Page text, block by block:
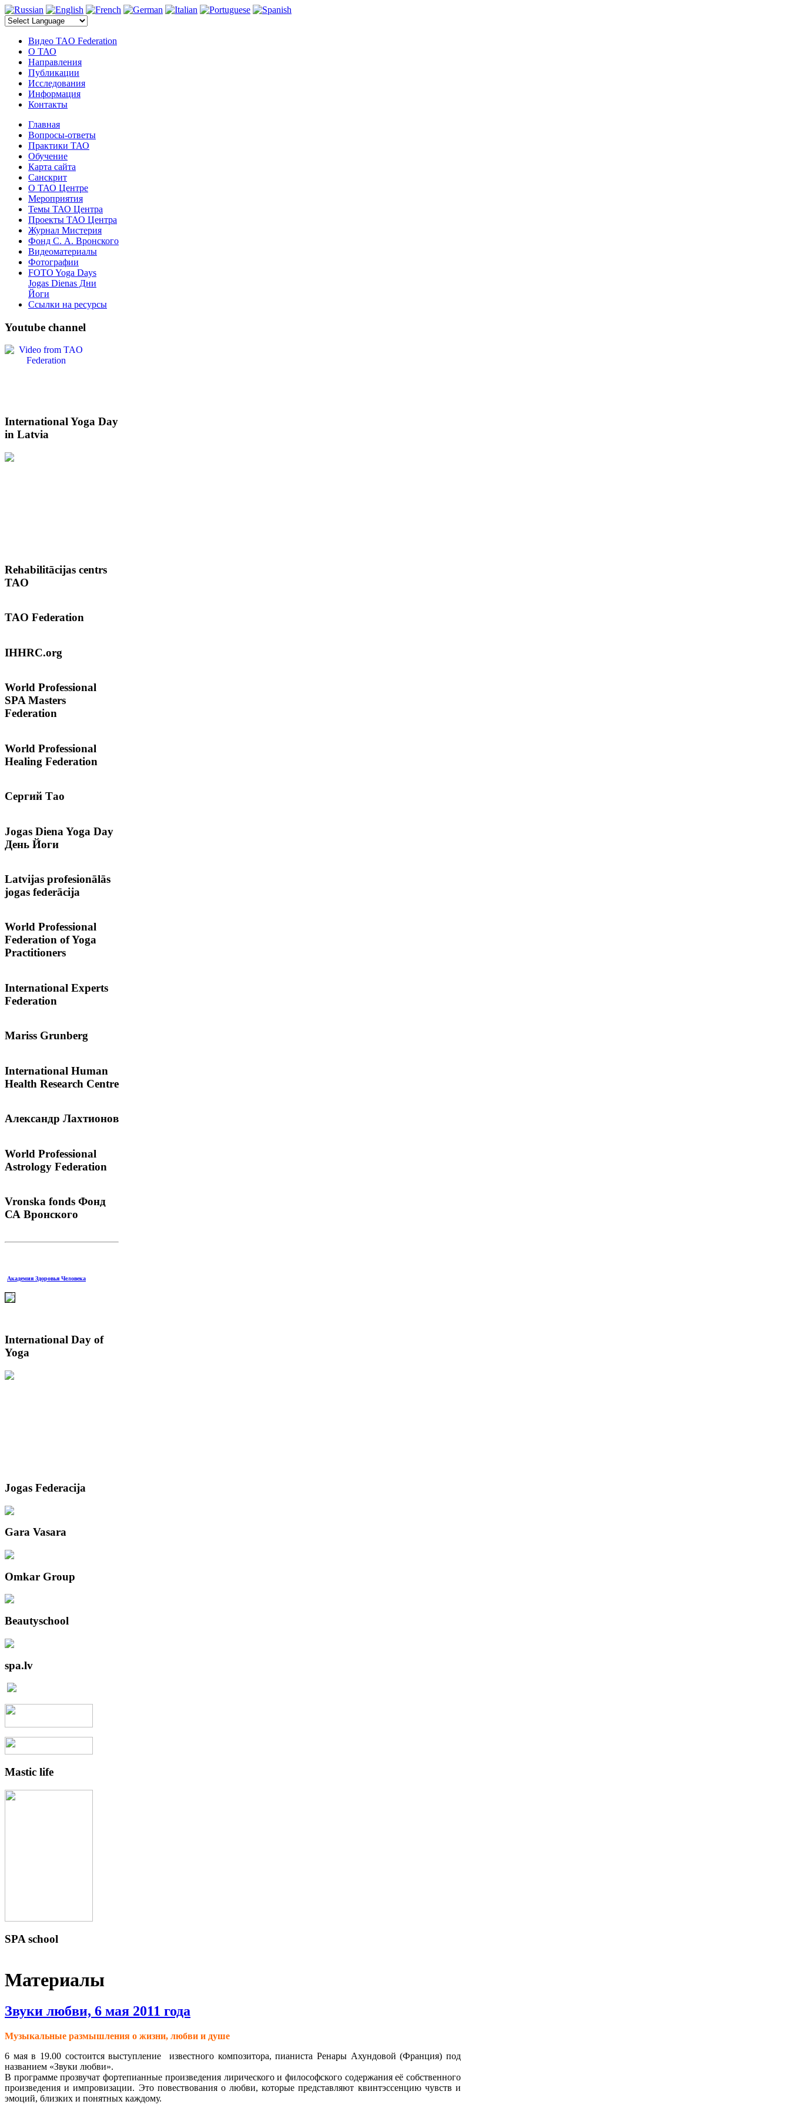
электронные компоненты
Видео TAO Federation
О ТАО
Направления
Публикации
Исследования
Информация
Контакты
Главная
Вопросы-ответы
Практики ТАО
Обучение
Карта сайта
Санскрит
О ТАО Центре
Мероприятия
Темы ТАО Центра
Проекты ТАО Центра
Журнал Мистерия
Фонд С. А. Вронского
Видеоматериалы
Фотографии
FOTO Yoga Days
Jogas Dienas Дни
Йоги
Ссылки на ресурсы
Youtube channel
InternationalYoga Day
in Latvia
Rehabilitācijas centrs
TAO
TAO Federation
IHHRC.org
World Professional
SPA Masters
Federation
World Professional
Healing Federation
Сергий Тао
Jogas Diena Yoga Day
День Йоги
Latvijas profesionālās
jogas federācija
World Professional
Federation of Yoga
Practitioners
International Experts
Federation
Mariss Grunberg
International Human
Health Research Centre
Александр Лахтионов
World Professional
Astrology Federation
Vronska fonds Фонд
СА Вронского
Академия Здоровья Человека
International Day of
Yoga
Jogas Federacija
Gara Vasara
Omkar Group
Beautyschool
spa.lv
Mastic life
SPA school
Материалы
Звуки любви, 6 мая 2011 года
Mузыкальные размышления о жизни, любви и душe
6 мая в 19.00 состоится выступление известного композитора, пианиста Ренары Ахундовой (Франция) под
названием «Звуки любви».
В программе прозвучат фортепианные произведения лирического и философского содержания её собственного
произведения и импровизации. Это повествования о любви, которые представляют квинтэссенцию чувств и
эмоций, близких и понятных каждому.